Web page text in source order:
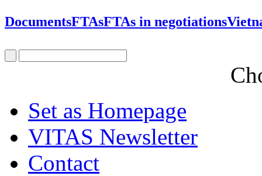
DocumentsFTAsFTAs in negotiations
Set as Homepage
VITAS Newsletter
Contact